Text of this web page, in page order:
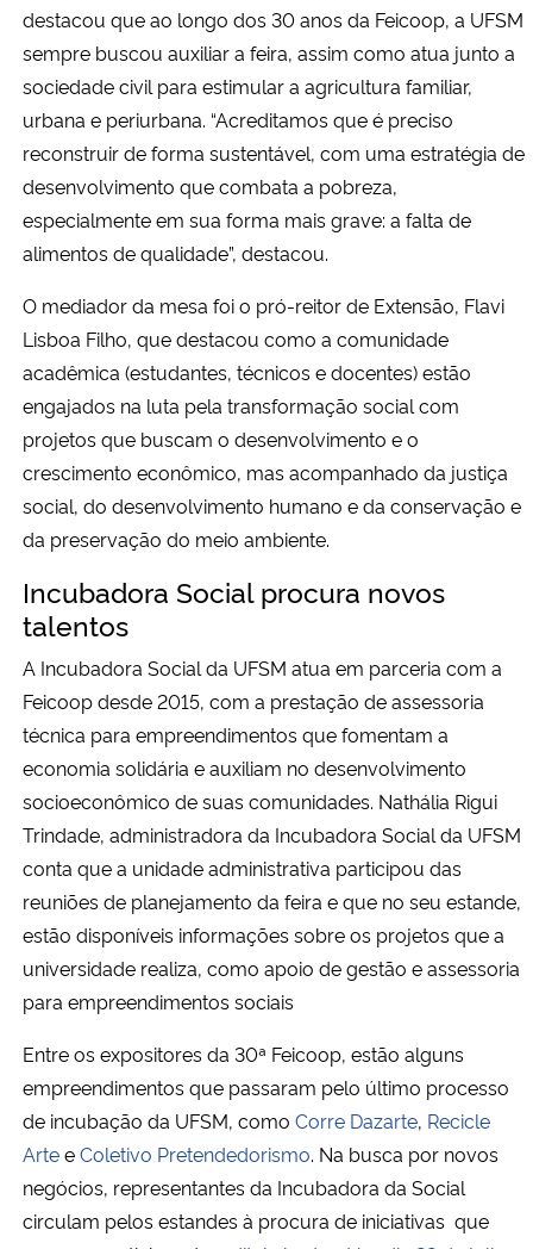
destacou que ao longo dos 30 anos da Feicoop, a UFSM
sempre buscou auxiliar a feira, assim como atua junto a
sociedade civil para estimular a agricultura familiar,
urbana e periurbana. “Acreditamos que é preciso
reconstruir de forma sustentável, com uma estratégia de
desenvolvimento que combata a pobreza,
especialmente em sua forma mais grave: a falta de
alimentos de qualidade”, destacou.
O mediador da mesa foi o pró-reitor de Extensão, Flavi
Lisboa Filho, que destacou como a comunidade
acadêmica (estudantes, técnicos e docentes) estão
engajados na luta pela transformação social com
projetos que buscam o desenvolvimento e o
crescimento econômico, mas acompanhado da justiça
social, do desenvolvimento humano e da conservação e
da preservação do meio ambiente.
Incubadora Social procura novos
talentos
A Incubadora Social da UFSM atua em parceria com a
Feicoop desde 2015, com a prestação de assessoria
técnica para empreendimentos que fomentam a
economia solidária e auxiliam no desenvolvimento
socioeconômico de suas comunidades. Nathália Rigui
Trindade, administradora da Incubadora Social da UFSM
conta que a unidade administrativa participou das
reuniões de planejamento da feira e que no seu estande,
estão disponíveis informações sobre os projetos que a
universidade realiza, como apoio de gestão e assessoria
para empreendimentos sociais
Entre os expositores da 30ª Feicoop, estão alguns
empreendimentos que passaram pelo último processo
de incubação da UFSM, como Corre Dazarte, Recicle
ArteeColetivo Pretendedorismo. Na busca por novos
negócios, representantes da Incubadora da Social
circulam pelos estandes à procura de iniciativas que